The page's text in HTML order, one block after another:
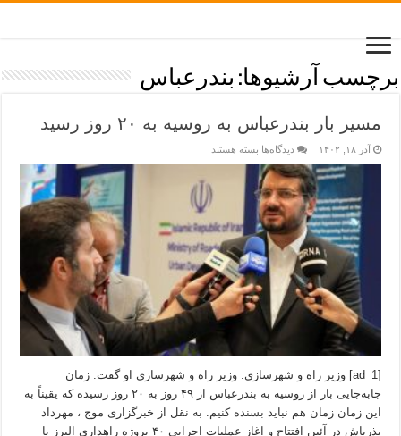
برچسب آرشیوها: بندرعباس
مسیر بار بندرعباس به روسیه به ۲۰ روز رسید
آذر ۱۸, ۱۴۰۲ دیدگاه‌ها بسته هستند
[ad_1] وزیر راه و شهرسازی: وزیر راه و شهرسازی او گفت: زمان
جابه‌جایی بار از روسیه به بندرعباس از ۴۹ روز به ۲۰ روز رسیده که یقیناً به
این زمان زمان هم نباید بسنده کنیم. به نقل از خبرگزاری موج ، مهرداد
بذرپاش در آئین افتتاح و اغاز عملیات اجرایی ۴۰ پروژه راهداری البرز با